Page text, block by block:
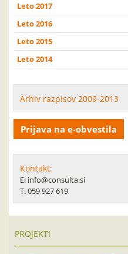
Leto 2017
Leto 2016
Leto 2015
Leto 2014
Arhiv razpisov 2009-2013
Prijava na e-obvestila
Kontakt:
E: info@consulta.si
T: 059 927 619
PROJEKTI